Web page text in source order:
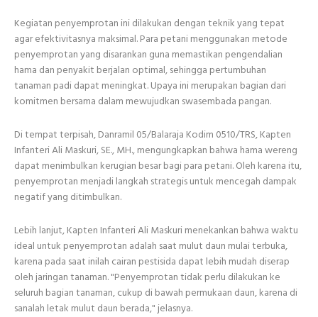
Kegiatan penyemprotan ini dilakukan dengan teknik yang tepat
agar efektivitasnya maksimal. Para petani menggunakan metode
penyemprotan yang disarankan guna memastikan pengendalian
hama dan penyakit berjalan optimal, sehingga pertumbuhan
tanaman padi dapat meningkat. Upaya ini merupakan bagian dari
komitmen bersama dalam mewujudkan swasembada pangan.
Di tempat terpisah, Danramil 05/Balaraja Kodim 0510/TRS, Kapten
Infanteri Ali Maskuri, SE., MH., mengungkapkan bahwa hama wereng
dapat menimbulkan kerugian besar bagi para petani. Oleh karena itu,
penyemprotan menjadi langkah strategis untuk mencegah dampak
negatif yang ditimbulkan.
Lebih lanjut, Kapten Infanteri Ali Maskuri menekankan bahwa waktu
ideal untuk penyemprotan adalah saat mulut daun mulai terbuka,
karena pada saat inilah cairan pestisida dapat lebih mudah diserap
oleh jaringan tanaman. "Penyemprotan tidak perlu dilakukan ke
seluruh bagian tanaman, cukup di bawah permukaan daun, karena di
sanalah letak mulut daun berada," jelasnya.